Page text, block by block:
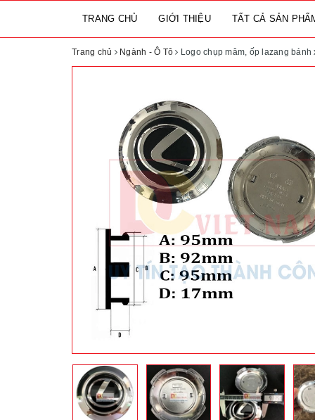
TRANG CHỦ GIỚI THIỆU TẤT CẢ SẢN
Trang chủ Ngành - Ô Tô Logo chụp mâm, ốp lazang